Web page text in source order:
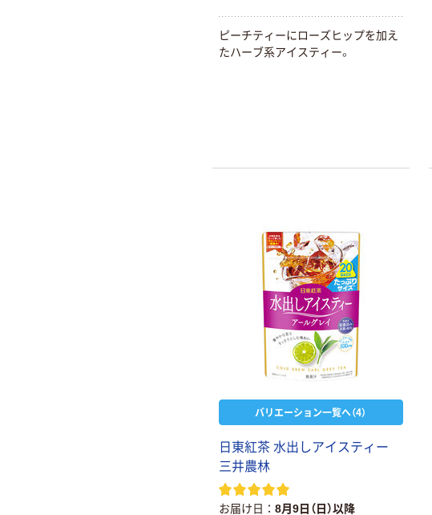
ピーチティーにローズヒップを加え
たハーブ系アイスティー。
バリエーション一覧へ（4）
日東紅茶 水出しアイスティー
三井農林
お届け日 8月9日（日）以降